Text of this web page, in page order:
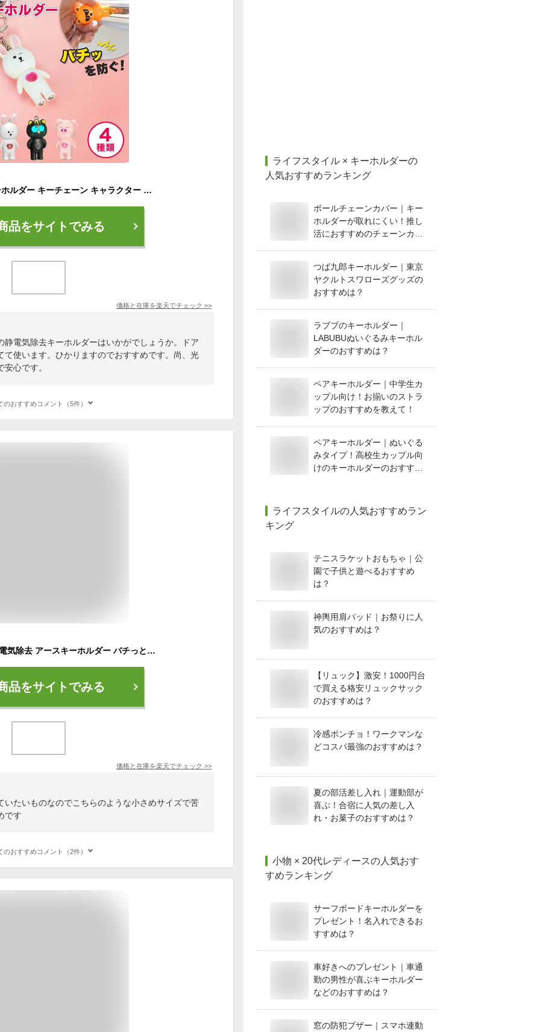
静電気 除去 防止 キーホルダー キーチェーン キャラクター かわいい グッズ
品をサイトでみる
価格と在庫を楽天でチェック >>
静電気除去キーホルダーはいかがでしょうか。ドア
て使います。ひかりますのでおすすめです。尚、光
心です。
のおすすめコメント（5件）
メール便可 セイワ 静電気除去 アースキーホルダー バチっとこない傷がつかない 特殊素材採用 K334
品をサイトでみる
価格と在庫を楽天でチェック >>
いたいものなのでこちらのような小さめサイズで苦
です
のおすすめコメント（2件）
ライフスタイル × キーホルダーの
人気おすすめランキング
ボールチェーンカバー｜キー
ホルダーが取れにくい！推し
活におすすめのチェーンカバ
つば九郎キーホルダー｜東京
ヤクルトスワローズグッズの
おすすめは？
ラブブのキーホルダー｜
LABUBUぬいぐるみキーホル
ダーのおすすめは？
ペアキーホルダー｜中学生カ
ップル向け！お揃いのストラ
ップのおすすめを教えて！
ペアキーホルダー｜ぬいぐる
みタイプ！高校生カップル向
けのキーホルダーのおすすめ
ライフスタイルの人気おすすめラン
キング
テニスラケットおもちゃ｜公
園で子供と遊べるおすすめ
は？
神輿用肩パッド｜お祭りに人
気のおすすめは？
【リュック】激安！1000円台
で買える格安リュックサック
のおすすめは？
冷感ポンチョ！ワークマンな
どコスパ最強のおすすめは？
夏の部活差し入れ｜運動部が
喜ぶ！合宿に人気の差し入
れ・お菓子のおすすめは？
小物 × 20代レディースの人気おす
すめランキング
サーフボードキーホルダーを
プレゼント！名入れできるお
すすめは？
車好きへのプレゼント｜車通
勤の男性が喜ぶキーホルダー
などのおすすめは？
窓の防犯ブザー｜スマホ連動